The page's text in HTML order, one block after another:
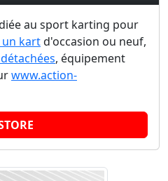
au sport karting pour
un kartd'occasion ou neuf,
, équipement
www.action-